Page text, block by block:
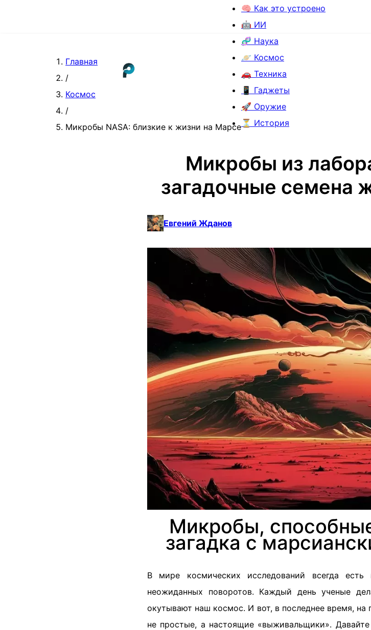
🧠 Как это устроено
🤖 ИИ
🧬 Наука
🪐 Космос
🚗 Техника
📱 Гаджеты
🚀 Оружие
⏳ История
Главная
/
Космос
/
Микробы NASA: близкие к жизни на Марсе
Микробы из
загадочные семена
Евгений Жданов
Микробы,
загадка с
В мире космических исследований всегда
неожиданных поворотов. Каждый день ученые
окутывают наш космос. И вот, в последнее время,
не простые, а настоящие «выживальщики».